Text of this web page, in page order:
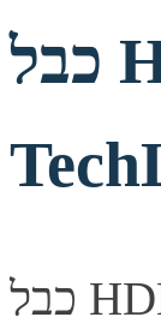
כבל HDMI ל-DVI מקצועי 15 מטר
כבל HDMI ל-DVI-D מקצועי באורך 15 מטר מבית TechLink.